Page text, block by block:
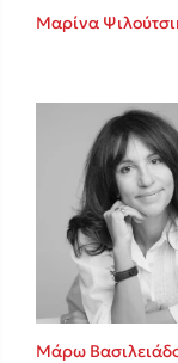
Η
Μαρίνα
Μάρω